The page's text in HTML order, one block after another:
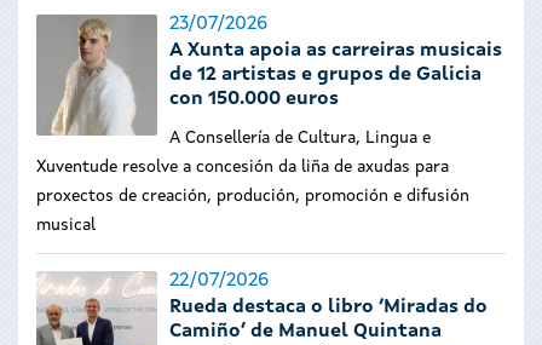
23/07/2026
A Xunta apoia as carreiras musicais
de 12 artistas e grupos de Galicia
con 150.000 euros
A Consellería de Cultura, Lingua e
Xuventude resolve a concesión da liña de axudas para
proxectos de creación, produción, promoción e difusión
musical
22/07/2026
Rueda destaca o libro ‘Miradas do
Camiño’ de Manuel Quintana